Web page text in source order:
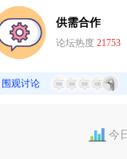
供需合作
论坛热度 21753
围观讨论
今